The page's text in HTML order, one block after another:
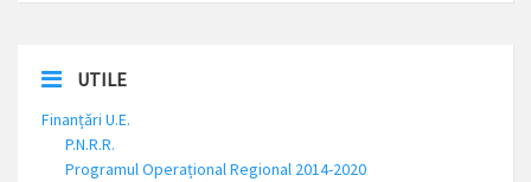
UTILE
Finanțări U.E.
P.N.R.R.
Programul Operațional Regional 2014-2020